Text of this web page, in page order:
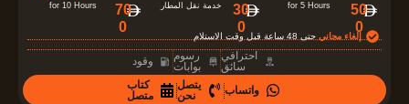
e
4
50
0
for 5 Hours
30
0
خدمة نقل المطار
70
0
for 10 Hours
إلغاء مجانيحتى 48 ساعة قبل وقت الاستلام
احترافي
سائق
رسوم
بوابات
وقود
واتساب
يتصل
نحن
كتاب
متصل